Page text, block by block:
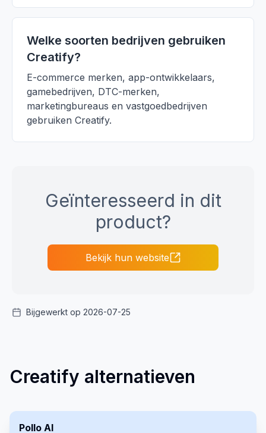
Welke soorten bedrijven gebruiken
Creatify?
E-commerce merken, app-ontwikkelaars,
gamebedrijven, DTC-merken,
marketingbureaus en vastgoedbedrijven
gebruiken Creatify.
Geïnteresseerd in dit
product?
Bekijk hun website
Bijgewerkt op 2026-07-25
Creatify alternatieven
Pollo AI